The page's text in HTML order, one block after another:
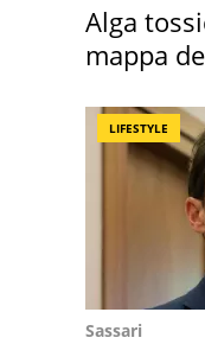
Alga
mappa
LIFESTYLE
Sassari